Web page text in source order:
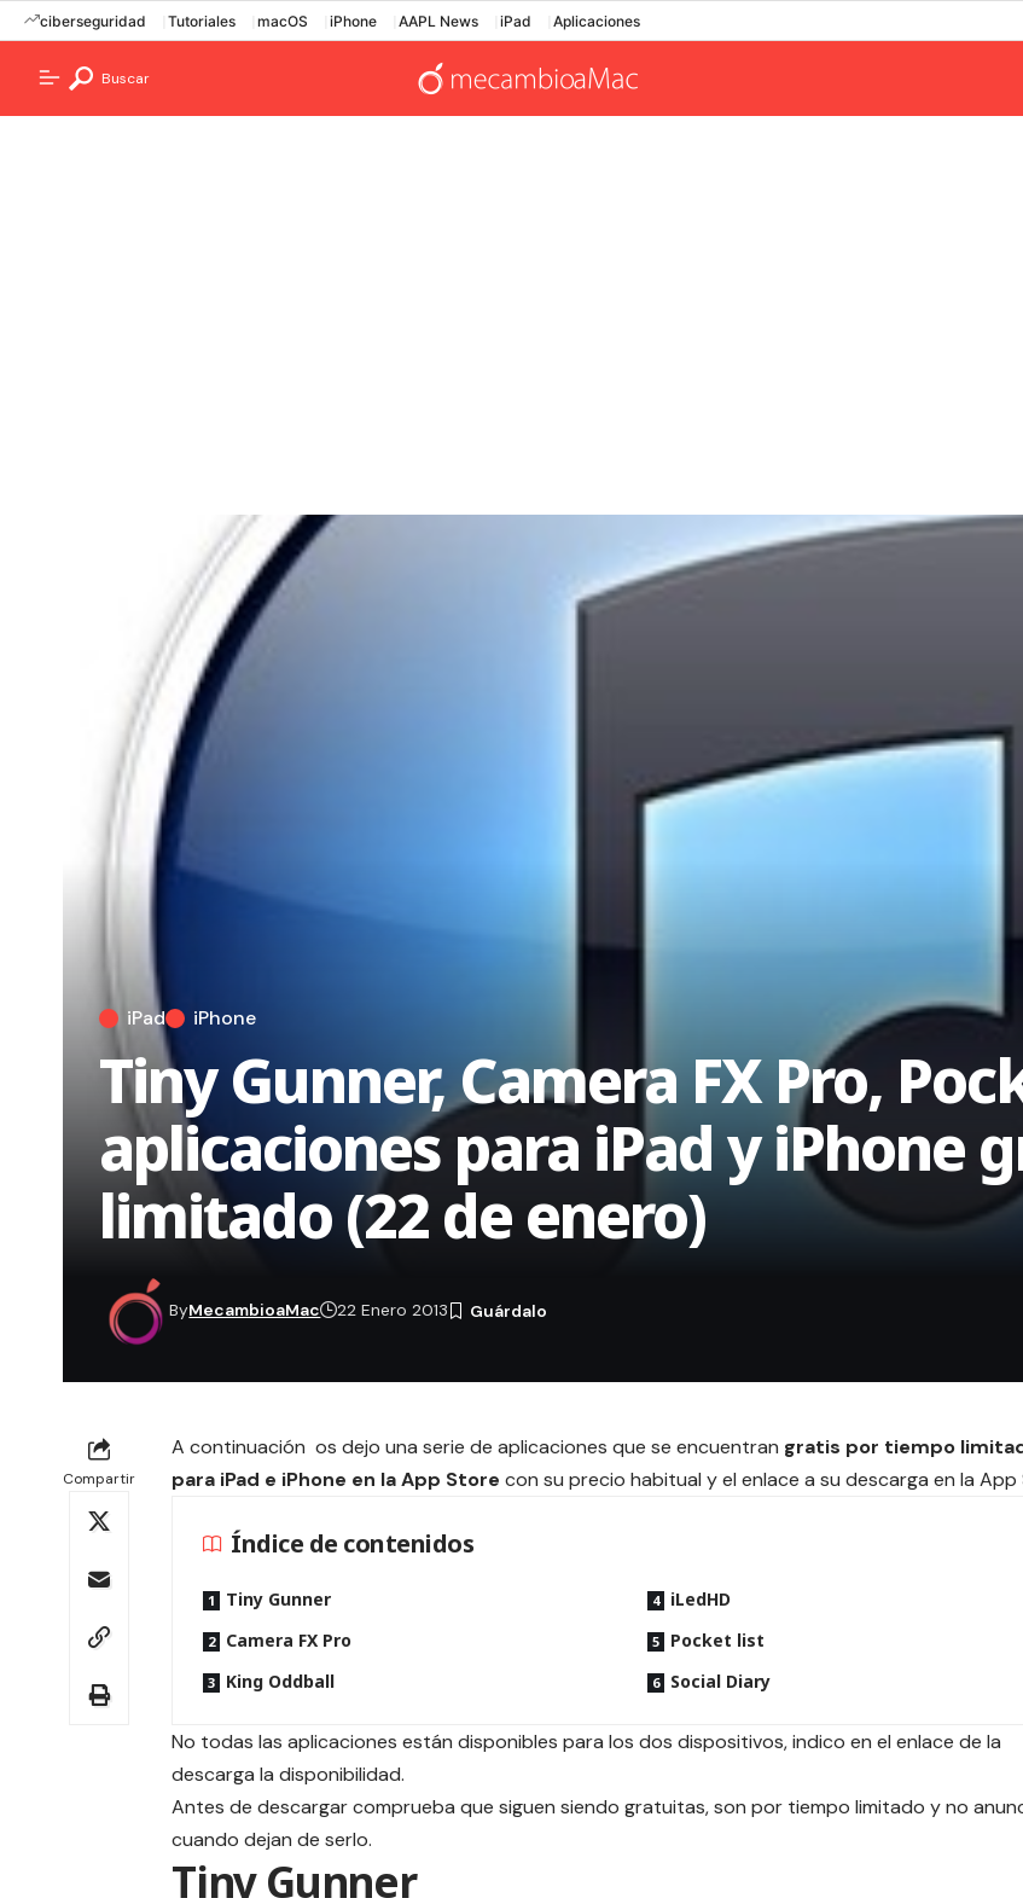
ciberseguridad Tutoriales macOS iPhone AAPL News iPad Aplicaciones
Buscar
iPad iPhone
Tiny Gunner, Camera FX Pro,
aplicaciones para iPad y iPhone
limitado (22 de enero)
ByMecambioaMac 22 Enero 2013
Compartir
A continuación os dejo una serie de aplicaciones que se encuentran gratis por tiempo
para iPad e iPhone en la App Store con su precio habitual y el enlace a su descarga en la App
Índice de contenidos
Tiny Gunner
Camera FX Pro
King Oddball
iLedHD
Pocket list
Social Diary
No todas las aplicaciones están disponibles para los dos dispositivos, indico en el enlace de la
descarga la disponibilidad.
Antes de descargar comprueba que siguen siendo gratuitas, son por tiempo limitado y no
cuando dejan de serlo.
Tiny Gunner